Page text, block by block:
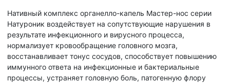
Нативный комплекс органелло-капель Мастер-нос серии
Натуроник воздействует на сопутствующие нарушения в
результате инфекционного и вирусного процесса,
нормализует кровообращение головного мозга,
восстанавливает тонус сосудов, способствует повышению
иммунного ответа на инфекционные и бактериальные
процессы, устраняет головную боль, патогенную флору